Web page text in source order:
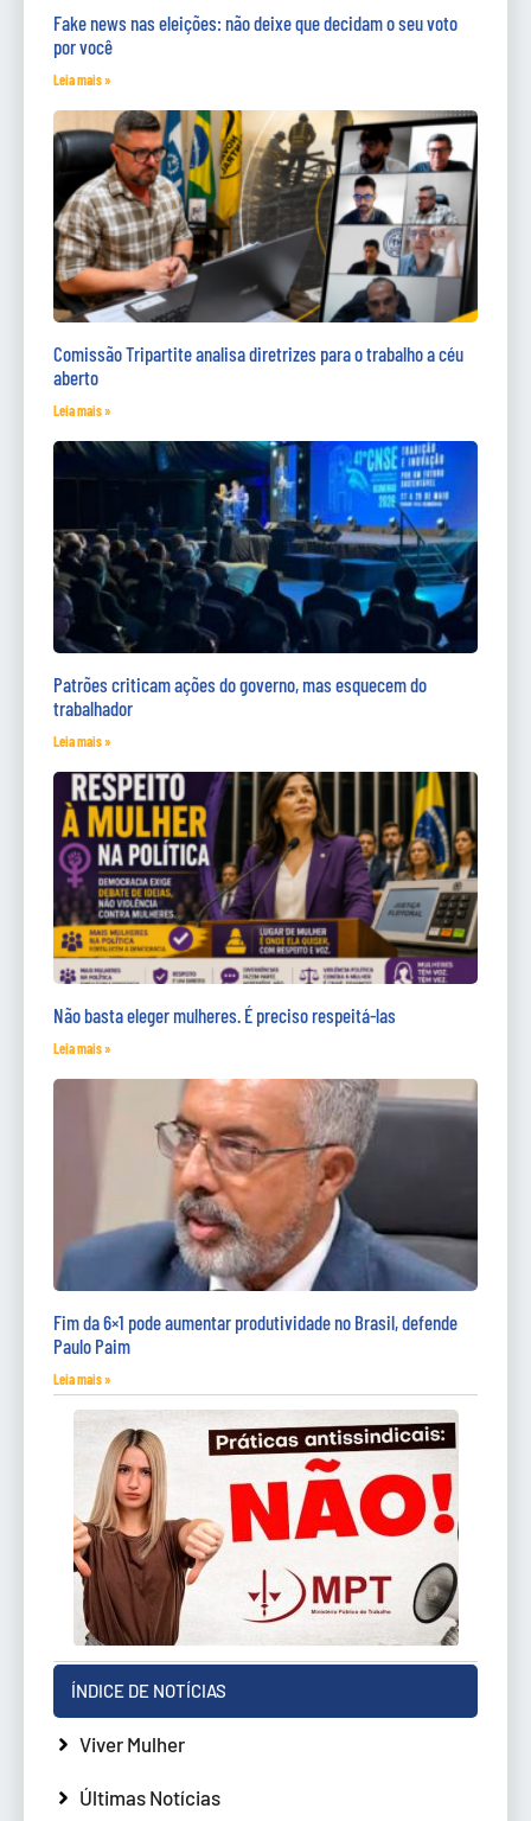
Fake news nas eleições: não deixe que decidam o seu voto
por você
Leia mais »
Comissão Tripartite analisa diretrizes para o trabalho a céu
aberto
Leia mais »
Patrões criticam ações do governo, mas esquecem do
trabalhador
Leia mais »
Não basta eleger mulheres. É preciso respeitá-las
Leia mais »
Fim da 6×1 pode aumentar produtividade no Brasil, defende
Paulo Paim
Leia mais »
ÍNDICE DE NOTÍCIAS
Viver Mulher
Últimas Notícias